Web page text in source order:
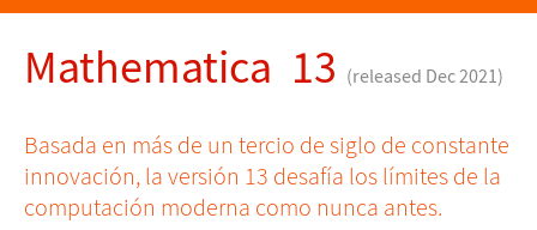
Mathematica 13 (released Dec 2021)
Basada en más de un tercio de siglo de constante
innovación, la versión 13 desafía los límites de la
computación moderna como nunca antes.